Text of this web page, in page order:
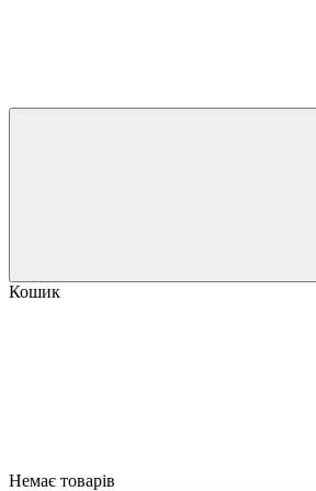
Кошик
Немає товарів